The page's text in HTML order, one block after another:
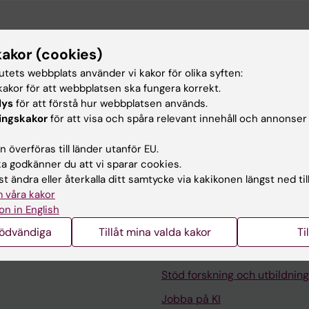
KI
för att studera infektion och immunitet
vid avdelningen för infektionssjukdomar,
Kontakta och besök KI
Universitetsbiblioteket
Stöd forskning och utbildning
Jobba på KI
(cookies)
webbplats använder vi kakor för olika syften:
för att webbplatsen ska fungera korrekt.
för att förstå hur webbplatsen används.
för att visa och spåra relevant innehåll och
överföras till länder utanför EU.
godkänner du att vi sparar cookies.
ändra eller återkalla ditt samtycke via kakikonen längst ned
våra kakor
in English
Tillåt mina valda kakor